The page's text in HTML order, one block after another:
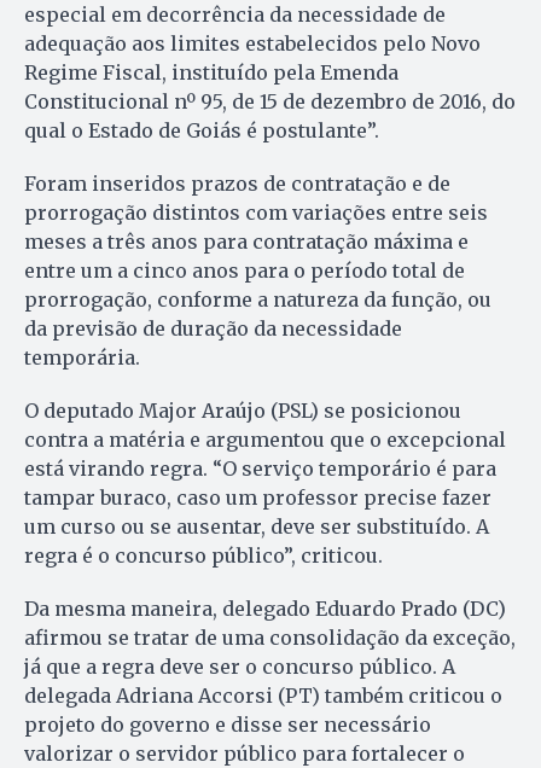
especial em decorrência da necessidade de
adequação aos limites estabelecidos pelo Novo
Regime Fiscal, instituído pela Emenda
Constitucional nº 95, de 15 de dezembro de 2016, do
qual o Estado de Goiás é postulante”.
Foram inseridos prazos de contratação e de
prorrogação distintos com variações entre seis
meses a três anos para contratação máxima e
entre um a cinco anos para o período total de
prorrogação, conforme a natureza da função, ou
da previsão de duração da necessidade
temporária.
O deputado Major Araújo (PSL) se posicionou
contra a matéria e argumentou que o excepcional
está virando regra. “O serviço temporário é para
tampar buraco, caso um professor precise fazer
um curso ou se ausentar, deve ser substituído. A
regra é o concurso público”, criticou.
Da mesma maneira, delegado Eduardo Prado (DC)
afirmou se tratar de uma consolidação da exceção,
já que a regra deve ser o concurso público. A
delegada Adriana Accorsi (PT) também criticou o
projeto do governo e disse ser necessário
valorizar o servidor público para fortalecer o